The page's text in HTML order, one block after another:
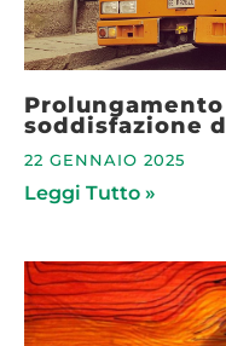
soddisfazione
22 GENNAIO 2025
Leggi Tutto »